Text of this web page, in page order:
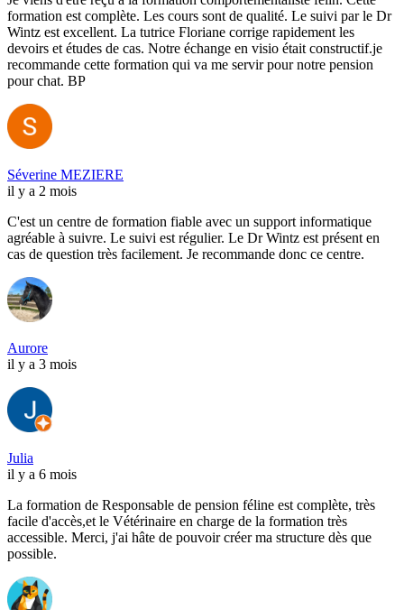
formation est complète. Les cours sont de qualité. Le suivi par le Dr
Wintz est excellent. La tutrice Floriane corrige rapidement les
devoirs et études de cas. Notre échange en visio était constructif.je
recommande cette formation qui va me servir pour notre pension
pour chat. BP
Séverine MEZIERE
il y a 2 mois
C'est un centre de formation fiable avec un support informatique
agréable à suivre. Le suivi est régulier. Le Dr Wintz est présent en
cas de question très facilement. Je recommande donc ce centre.
Aurore
il y a 3 mois
Julia
il y a 6 mois
La formation de Responsable de pension féline est complète, très
facile d'accès,et le Vétérinaire en charge de la formation très
accessible. Merci, j'ai hâte de pouvoir créer ma structure dès que
possible.